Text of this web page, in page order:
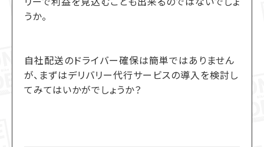
うか。
自社配送のドライバー確保は簡単ではありません
が、まずはデリバリー代行サービスの導入を検討し
てみてはいかがでしょうか？